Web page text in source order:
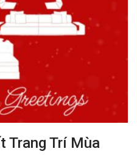
Trang Trí Mùa